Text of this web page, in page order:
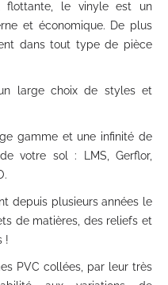
le vinyle est un
et économique. De plus
dans tout type de pièce
large choix de styles et
gamme et une infinité de
votre sol : LMS, Gerflor,
depuis plusieurs années le
de matières, des reliefs et
!
PVC collées, par leur très